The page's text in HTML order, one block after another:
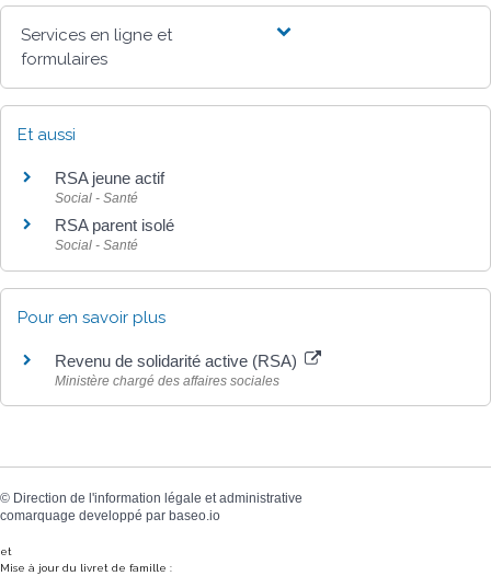
Services en ligne et
formulaires
Et aussi
RSA jeune actif
Social - Santé
RSA parent isolé
Social - Santé
Pour en savoir plus
Revenu de solidarité active (RSA)
Ministère chargé des affaires sociales
© Direction de l'information légale et administrative
comarquage developpé par baseo.io
et
Mise à jour du livret de famille :